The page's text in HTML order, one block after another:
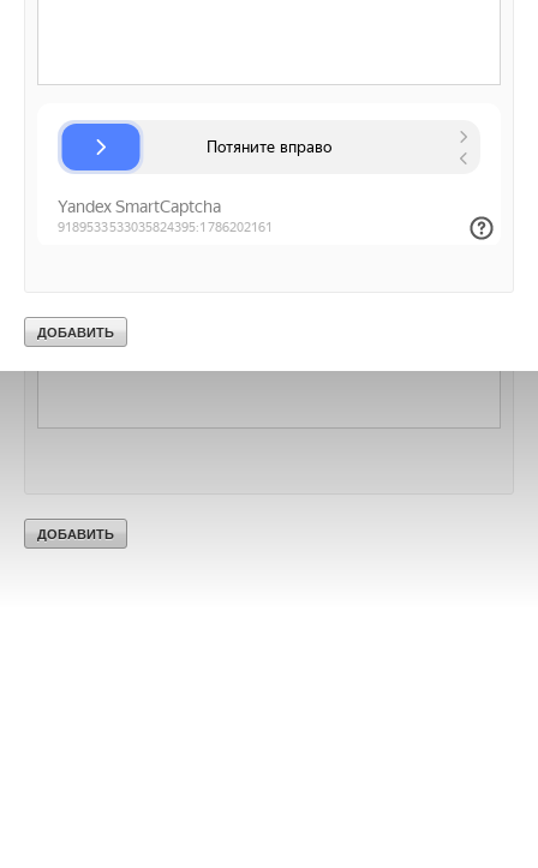
Добавить комментарий
Ваше имя *
Ваш E-mail *